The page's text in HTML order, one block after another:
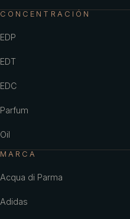
CONCENTRACIÓN
EDP
EDT
EDC
Parfum
Oil
MARCA
Acqua di Parma
Adidas